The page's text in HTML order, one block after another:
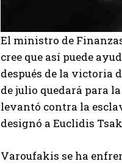
El ministro de
cree que así puede
después de la victoria
de julio quedará para
levantó contra la
designó a Euclidis
Varoufakis se ha